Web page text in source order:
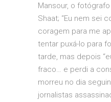
Mansour, o
Shaat; “Eu nem sei
coragem para me
tentar puxá-lo para
tarde, mas depois
fraco… e perdi a
morreu no dia
jornalistas